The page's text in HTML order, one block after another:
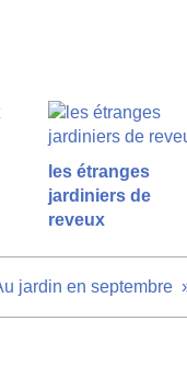
les étranges
jardiniers de
reveux
jardin en septembre